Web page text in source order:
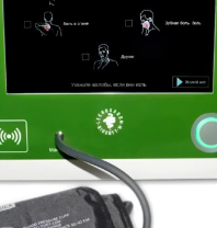
путевого листа в
медосмотра